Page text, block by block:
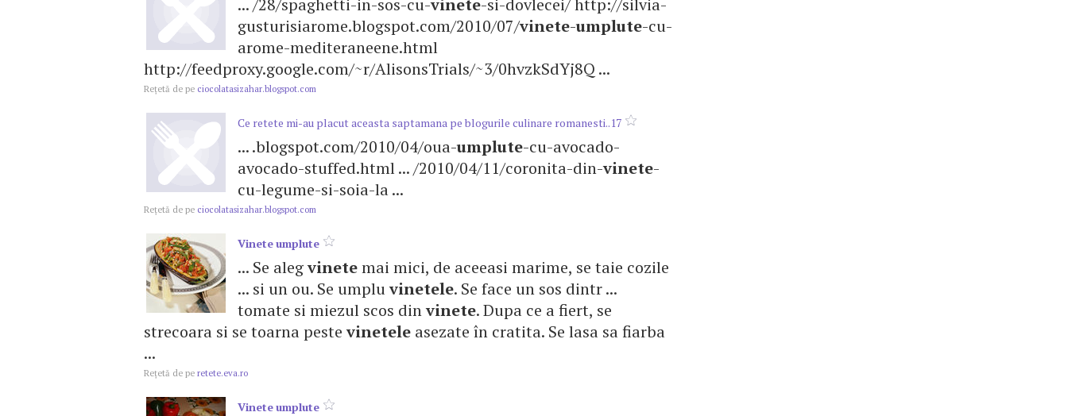
... /28/spaghetti-in-sos-cu-vinete-si-dovlecei/ http://silvia-
gusturisiarome.blogspot.com/2010/07/vinete-umplute-cu-
arome-mediteraneene.html
http://feedproxy.google.com/~r/AlisonsTrials/~3/0hvzkSdYj8Q ...
Reţetă de pe ciocolatasizahar.blogspot.com
Ce retete mi-au placut aceasta saptamana pe blogurile culinare romanesti..17
... .blogspot.com/2010/04/oua-umplute-cu-avocado-
avocado-stuffed.html ... /2010/04/11/coronita-din-vinete-
cu-legume-si-soia-la ...
Reţetă de pe ciocolatasizahar.blogspot.com
Vineteumplute
... Se alegvinetemai mici, de aceeasi marime, se taie cozile
... si un ou. Se umpluvinetele. Se face un sos dintr ...
tomate si miezul scos dinvinete. Dupa ce a fiert, se
strecoara si se toarna pestevinetele asezate în cratita. Se lasa sa fiarba
...
Reţetă de pe retete.eva.ro
Vineteumplute